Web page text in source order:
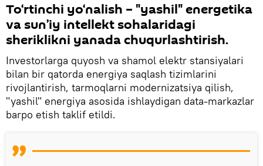
To‘rtinchi yo‘nalish – "yashil" energetika
va sun’iy intellekt sohalaridagi
sheriklikni yanada chuqurlashtirish.
Investorlarga quyosh va shamol elektr stansiyalari
bilan bir qatorda energiya saqlash tizimlarini
rivojlantirish, tarmoqlarni modernizatsiya qilish,
"yashil" energiya asosida ishlaydigan data-markazlar
barpo etish taklif etildi.